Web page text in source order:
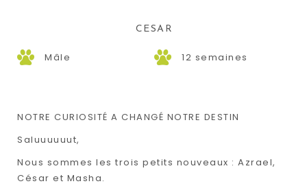
CESAR
Mâle 12 semaines
NOTRE CURIOSITÉ A CHANGÉ NOTRE DESTIN
Saluuuuuut,
Nous sommes les trois petits nouveaux : Azrael,
César et Masha.